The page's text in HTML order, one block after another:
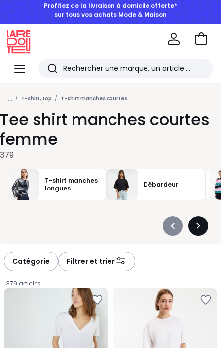
BONS PLANS | Jusqu'à -50% dès 2 articles*
Menu
Redoute
Rechercher
Les
derniers
articles
consultés
Aller
... T-shirt, top T-shirt manches courtes
Tee shirt manches courtes
femme
379
T-shirt manches
longues
Débardeur
Précédent
Catégorie Filtrer et trier
379 articles